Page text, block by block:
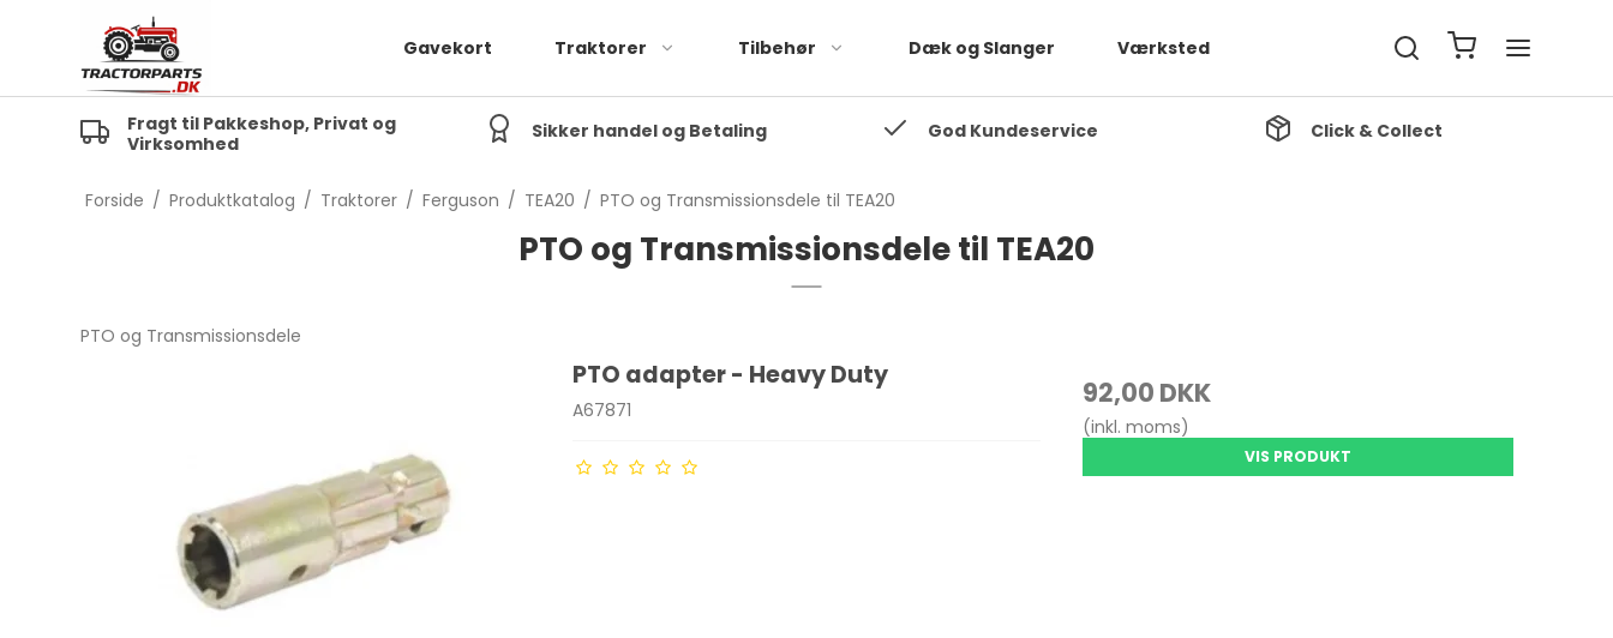
Gavekort Traktorer
TEA20
MF 135
Fordson Super Dexta
Fordson Major
Tilbehør Dæk og Slanger Værksted
Fragt til Pakkeshop, Privat og
Virksomhed
Sikker handel og Betaling God Kundeservice Click & Collect
Forside / Produktkatalog / Traktorer / Ferguson / TEA20 / PTO og Transmissionsdele til TEA20
PTO og Transmissionsdele til TEA20
PTO og Transmissionsdele
PTO adapter - Heavy Duty
A67871 92,00 DKK
(inkl. moms)
VIS PRODUKT